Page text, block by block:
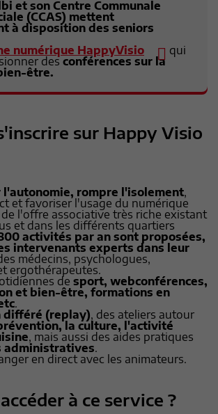
et son Centre Communale
(CCAS) mettent
à disposition des seniors
numérique HappyVisio
qui
des conférences sur la
être.
sur Happy Visio
l'autonomie, rompre l'isolement,
et favoriser l'usage du numérique
l'offre associative très riche existant
et dans les différents quartiers
activités par an sont proposées,
intervenants experts dans leur
médecins, psychologues,
ergothérapeutes.
de sport, webconférences,
et bien-être, formations en
.
différé (replay), des ateliers autour
la culture, l'activité
, mais aussi des aides pratiques
administratives.
en direct avec les animateurs.
à ce service ?